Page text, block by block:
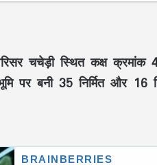
चचेड़ी स्थित कक्ष
बनी 35 निर्मित और 16